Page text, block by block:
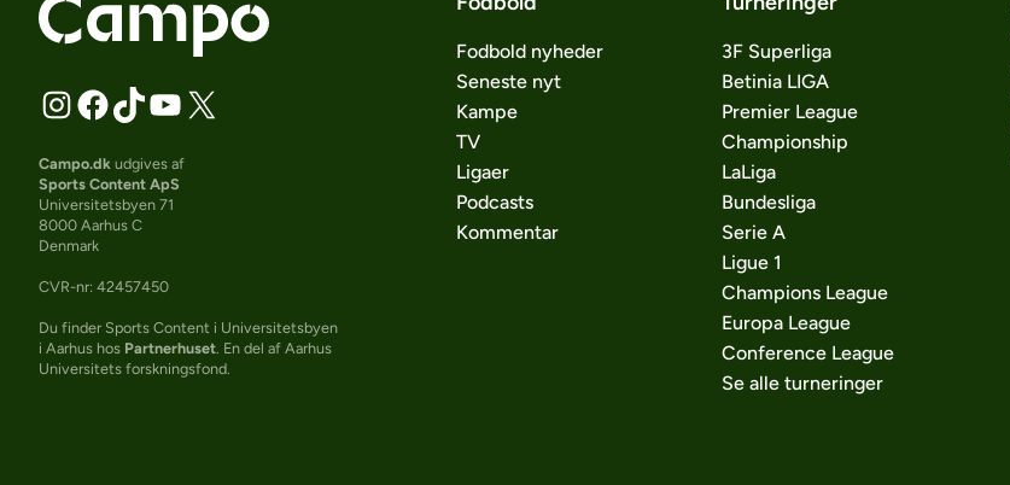
Campo.dk udgives af
Sports Content ApS
Universitetsbyen 71
8000 Aarhus C
Denmark
CVR-nr: 42457450
Du finder Sports Content i Universitetsbyen
i Aarhus hos Partnerhuset . En del af Aarhus
Universitets forskningsfond.
Fodbold nyheder
Seneste nyt
Kampe
TV
Ligaer
Podcasts
Kommentar
3F Superliga
Betinia LIGA
Premier League
Championship
LaLiga
Bundesliga
Serie A
Ligue 1
Champions League
Europa League
Conference League
Se alle turneringer